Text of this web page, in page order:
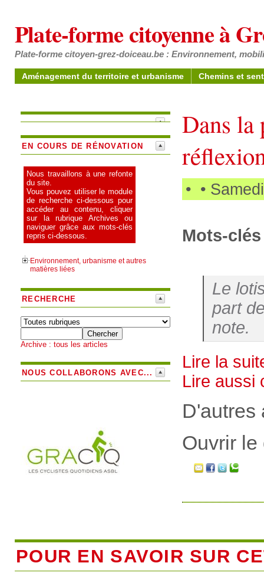
Plate-forme citoyenne à
Plate-forme citoyen-grez-doiceau.be : Environnement,
Aménagement du territoire et urbanisme Chemins et
EN COURS DE RÉNOVATION
Nous travaillons à une refonte
du site.
Vous pouvez utiliser le module
de recherche ci-dessous pour
accéder au contenu, cliquer
sur la rubrique Archives ou
naviguer grâce aux mots-clés
repris ci-dessous.
Environnement, urbanisme et autres
matières liées
RECHERCHE
Archive : tous les articles
NOUS COLLABORONS AVEC...
Dans la
• •
Mots-
Le
part
note.
Lire la
Lire aussi
D'autres
Ouvrir le
POUR EN SAVOIR SUR